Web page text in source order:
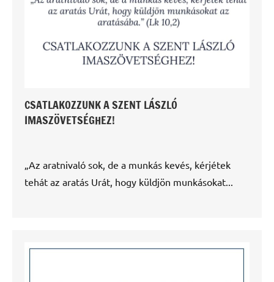
CSATLAKOZZUNK A SZENT LÁSZLÓ
IMASZÖVETSÉGHEZ!
„Az aratnivaló sok, de a munkás kevés, kérjétek
tehát az aratás Urát, hogy küldjön munkásokat...